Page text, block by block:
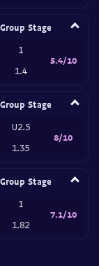
Stage
1
1.4
5.4/10
Stage
U2.5
1.35
8/10
Stage
1
1.82
7.1/10